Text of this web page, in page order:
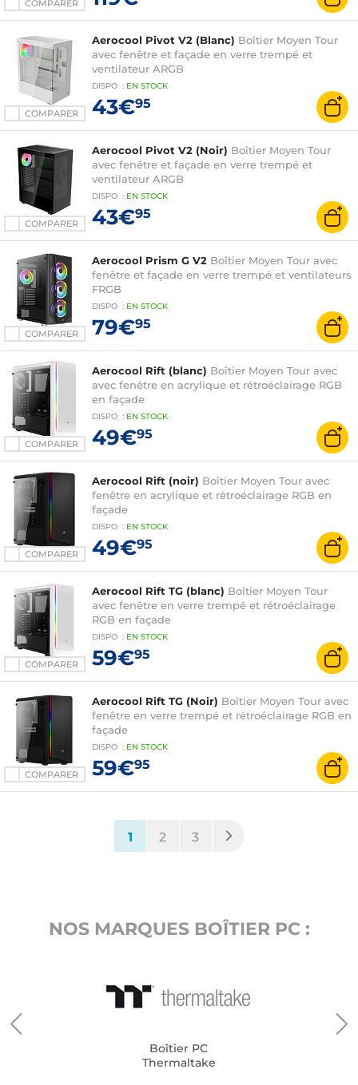
COMPARER
COMPARER
Aerocool Pivot V2 (Blanc) Boîtier Moyen Tour
avec fenêtre et façade en verre trempé et
ventilateur ARGB
DISPO : EN STOCK
43€95
COMPARER
Aerocool Pivot V2 (Noir) Boîtier Moyen Tour
avec fenêtre et façade en verre trempé et
ventilateur ARGB
DISPO : EN STOCK
43€95
COMPARER
Aerocool Prism G V2 Boîtier Moyen Tour avec
fenêtre et façade en verre trempé et ventilateurs
FRGB
DISPO : EN STOCK
79€95
COMPARER
Aerocool Rift (blanc) Boîtier Moyen Tour avec
avec fenêtre en acrylique et rétroéclairage RGB
en façade
DISPO : EN STOCK
49€95
COMPARER
Aerocool Rift (noir) Boîtier Moyen Tour avec
fenêtre en acrylique et rétroéclairage RGB en
façade
DISPO : EN STOCK
49€95
COMPARER
Aerocool Rift TG (blanc) Boîtier Moyen Tour
avec fenêtre en verre trempé et rétroéclairage
RGB en façade
DISPO : EN STOCK
59€95
COMPARER
Aerocool Rift TG (Noir) Boîtier Moyen Tour avec
fenêtre en verre trempé et rétroéclairage RGB en
façade
DISPO : EN STOCK
59€95
1(current)
2 3
NOS MARQUES BOÎTIER PC :
Boîtier PC
Thermaltake